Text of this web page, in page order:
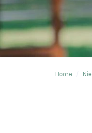
Home